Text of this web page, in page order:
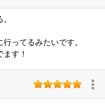
ってるみたいです。
す！